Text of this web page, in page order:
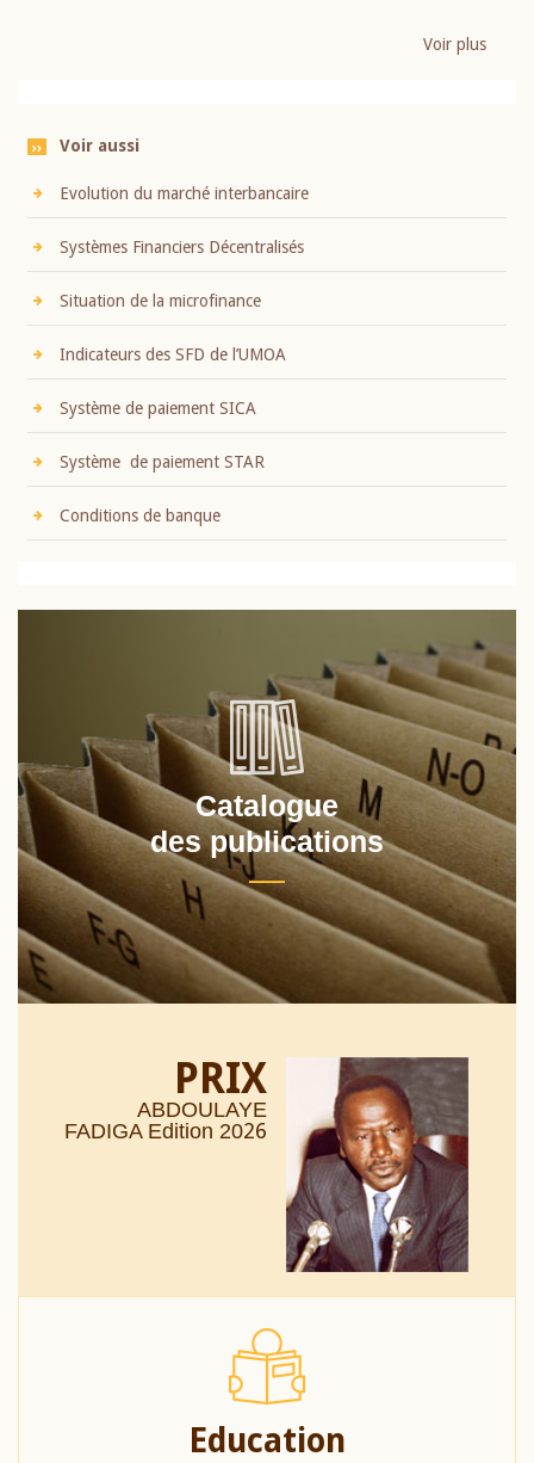
Voir plus
Voir aussi
Evolution du marché interbancaire
Systèmes Financiers Décentralisés
Situation de la microfinance
Indicateurs des SFD de l’UMOA
Système de paiement SICA
Système de paiement STAR
Conditions de banque
Catalogue
des publications
PRIX
ABDOULAYE
FADIGA Edition 2026
Education